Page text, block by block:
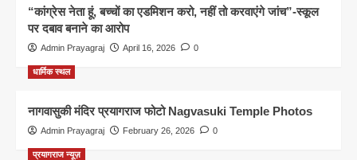
“कांग्रेस नेता हूं, बच्चों का एडमिशन करो, नहीं तो करवाएंगे जांच”-स्कूल
पर दबाव बनाने का आरोप
Admin Prayagraj April 16, 2026 0
धार्मिक स्थल
नागवासुकी मंदिर प्रयागराज फोटो Nagvasuki Temple Photos
Admin Prayagraj February 26, 2026 0
प्रयागराज न्यूज़